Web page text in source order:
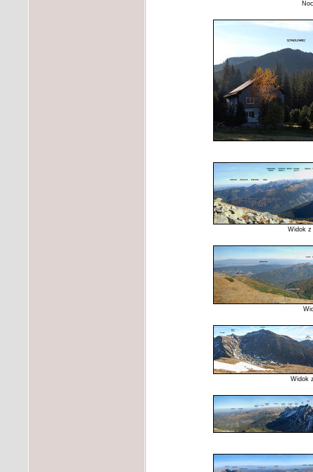
Widok z
Widok